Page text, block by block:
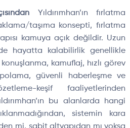
Yıldırımhan’ın fırlatma
taşıma konsepti, fırlatma
kamuya açık değildir. Uzun
hayatta kalabilirlik genellikle
konuşlanma, kamuflaj, hızlı görev
güvenli haberleşme ve
keşif faaliyetlerinden
bu alanlarda hangi
sistemin kara